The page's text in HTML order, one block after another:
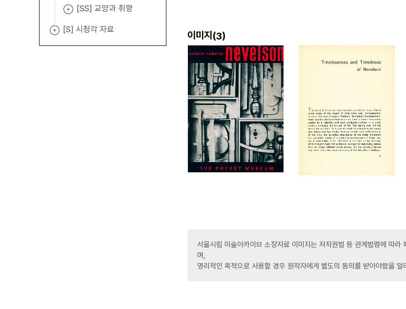
[SS] 교양과 취향
[S] 시청각 자료 이미지(3)
서울시립 미술아카이브 소장자료 이미지는 저작권법 등 관계법령에 따
며,
영리적인 목적으로 사용할 경우 원작자에게 별도의 동의를 받아야함을 알